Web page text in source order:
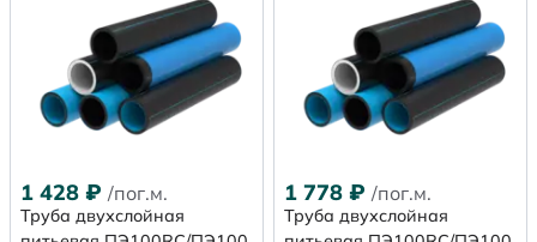
1 428 ₽ /пог.м.
Труба двухслойная
1 778 ₽ /пог.м.
Труба двухслойная